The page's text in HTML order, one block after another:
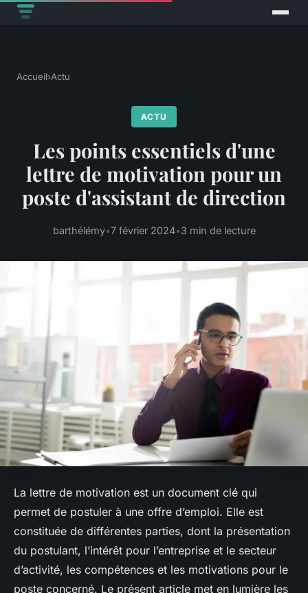
Accueil›Actu
ACTU
Les points essentiels d'une
lettre de motivation pour un
poste d'assistant de direction
barthélémy•7 février 2024•3 min de lecture
La lettre de motivation est un document clé qui
permet de postuler à une offre d’emploi. Elle est
constituée de différentes parties, dont la présentation
du postulant, l’intérêt pour l’entreprise et le secteur
d’activité, les compétences et les motivations pour le
poste concerné. Le présent article met en lumière les